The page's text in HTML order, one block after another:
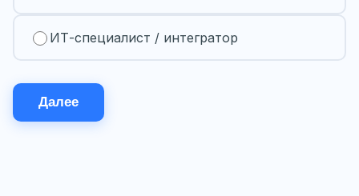
ИТ-специалист / интегратор
Далее